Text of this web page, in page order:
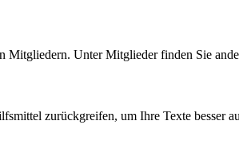
Mitgliedern. Unter Mitglieder finden Sie
zurückgreifen, um Ihre Texte besser